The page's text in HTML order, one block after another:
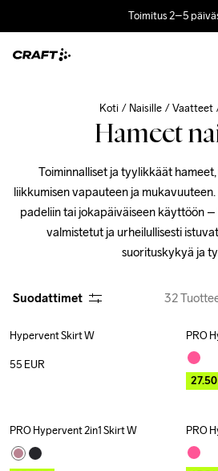
Toimitus 2–5
Koti Naisille Vaatteet
Hameet
Toiminnalliset ja tyylikkäät
liikkumisen vapauteen ja
padeliin tai jokapäiväiseen käyttöön
valmistetut ja urheilullisesti
suorituskykyä ja
Suodattimet 32
Hypervent Skirt W
55 EUR
PRO
27.50
Outlet
PRO Hypervent 2in1 Skirt W PRO